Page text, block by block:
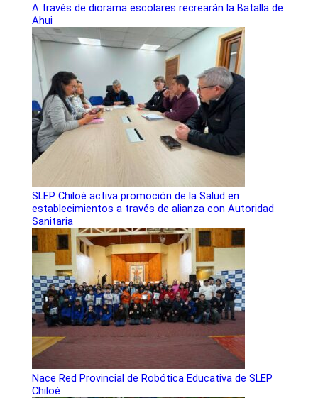
A través de diorama escolares recrearán la Batalla de
Ahui
SLEP Chiloé activa promoción de la Salud en
establecimientos a través de alianza con Autoridad
Sanitaria
Nace Red Provincial de Robótica Educativa de SLEP
Chiloé